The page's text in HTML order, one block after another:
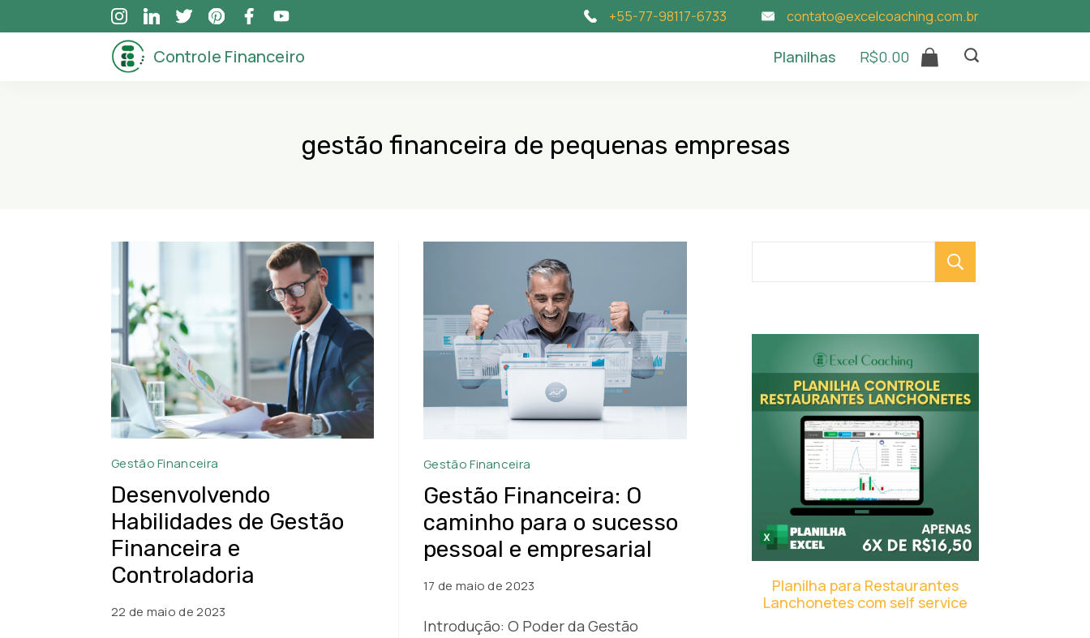
to
+55-77-98117-6733 contato@excelcoaching.com.br
Controle Financeiro Planilhas R$0.00
gestão financeira de pequenas empresas
Gestão
e
Controladoria
Gestão Financeira
Desenvolvendo
Habilidades de Gestão
Financeira e
Controladoria
22 de maio de 2023
Gestão
O
caminho
para
o
pessoal
Gestão Financeira
Gestão Financeira: O
caminho para o sucesso
pessoal e empresarial
17 de maio de 2023
Introdução: O Poder da Gestão
Planilha para Restaurantes
Lanchonetes com self service